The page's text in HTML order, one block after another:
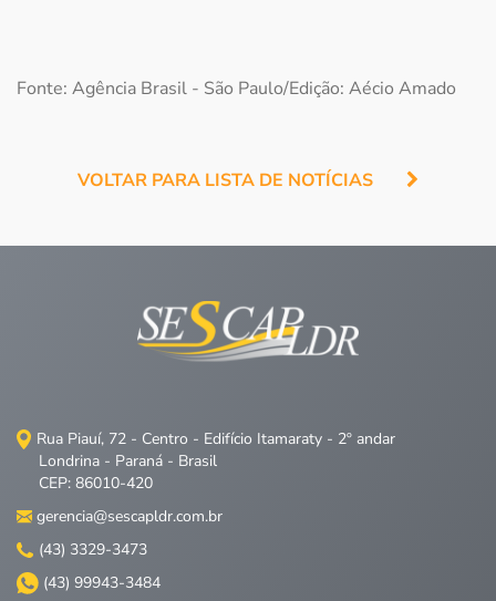
Fonte: Agência Brasil - São Paulo/Edição: Aécio Amado
VOLTAR PARA LISTA DE NOTÍCIAS
Rua Piauí, 72 - Centro - Edifício Itamaraty - 2º andar
Londrina - Paraná - Brasil
CEP: 86010-420
gerencia@sescapldr.com.br
(43) 3329-3473
(43) 99943-3484